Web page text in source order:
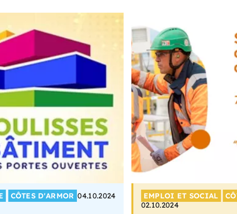
CÔTES D'ARMOR 04.10.2024 EMPLOI ET SOCIAL
02.10.2024